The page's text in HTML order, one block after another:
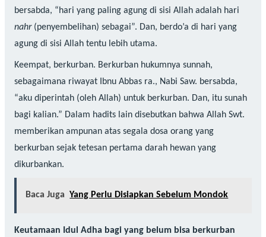
bersabda, “hari yang paling agung di sisi Allah adalah hari
nahr (penyembelihan) sebagai”. Dan, berdo’a di hari yang
agung di sisi Allah tentu lebih utama.
Keempat, berkurban. Berkurban hukumnya sunnah,
sebagaimana riwayat Ibnu Abbas ra., Nabi Saw. bersabda,
“aku diperintah (oleh Allah) untuk berkurban. Dan, itu sunah
bagi kalian.” Dalam hadits lain disebutkan bahwa Allah Swt.
memberikan ampunan atas segala dosa orang yang
berkurban sejak tetesan pertama darah hewan yang
dikurbankan.
Baca Juga Yang Perlu Disiapkan Sebelum Mondok
Keutamaan Idul Adha bagi yang belum bisa berkurban